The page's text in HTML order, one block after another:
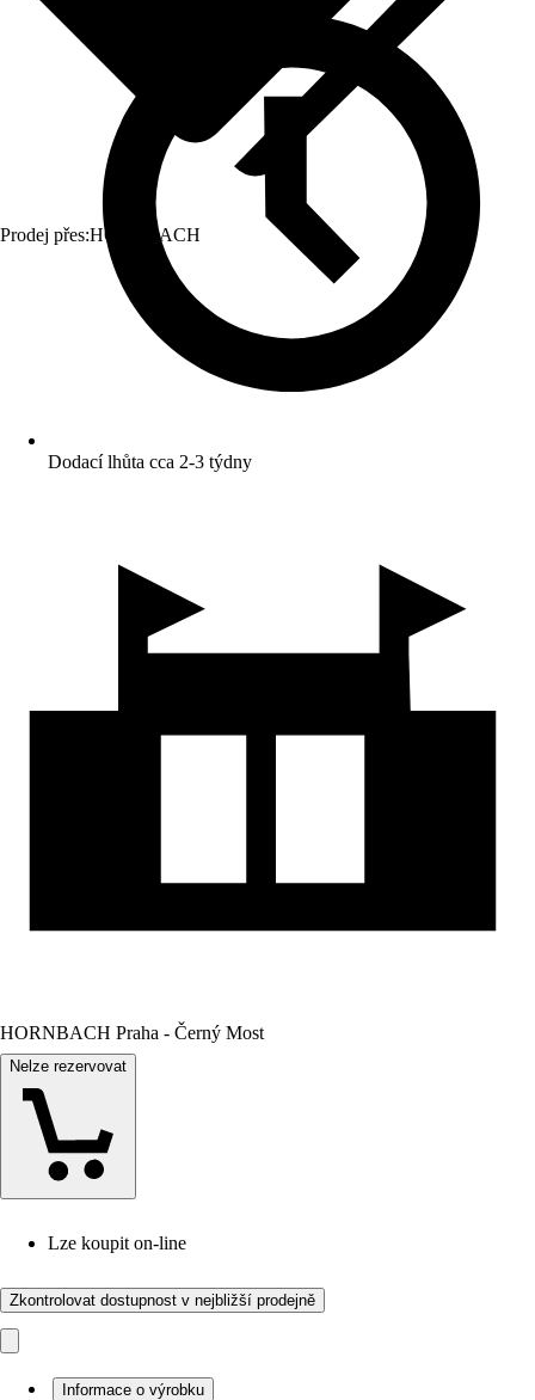
Prodej přes:HORNBACH
Dodací lhůta cca 2-3 týdny
HORNBACH Praha - Černý Most
Nelze rezervovat
Lze koupit on-line
Zkontrolovat dostupnost v nejbližší prodejně
Informace o výrobku